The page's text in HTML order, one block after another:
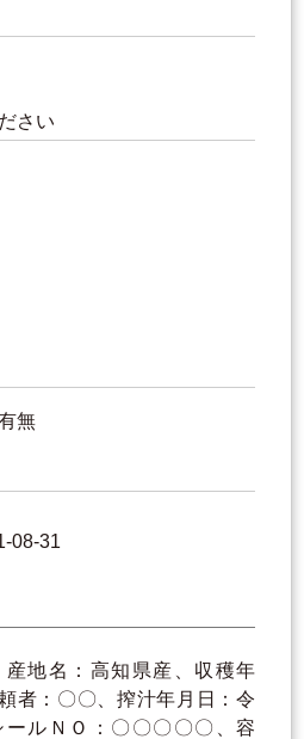
さい
無
08-31
地名：高知県産、収穫年
者：〇〇、搾汁年月日：令
ルＮＯ：〇〇〇〇〇、容